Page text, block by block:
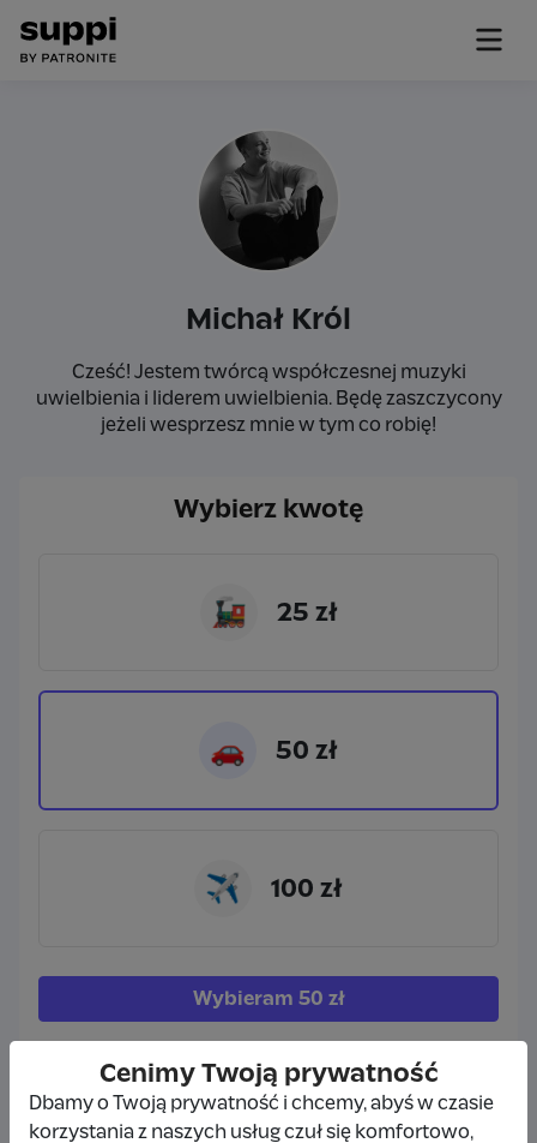
Michał Król
Cześć! Jestem twórcą współczesnej muzyki
uwielbienia i liderem uwielbienia. Będę zaszczycony
jeżeli wesprzesz mnie w tym co robię!
Wybierz kwotę
🚂 25 zł
🚗 50 zł
✈ 100 zł
Wybieram 50 zł
Cenimy Twoją prywatność
Dbamy o Twoją prywatność i chcemy, abyś w czasie
korzystania z naszych usług czuł się komfortowo,